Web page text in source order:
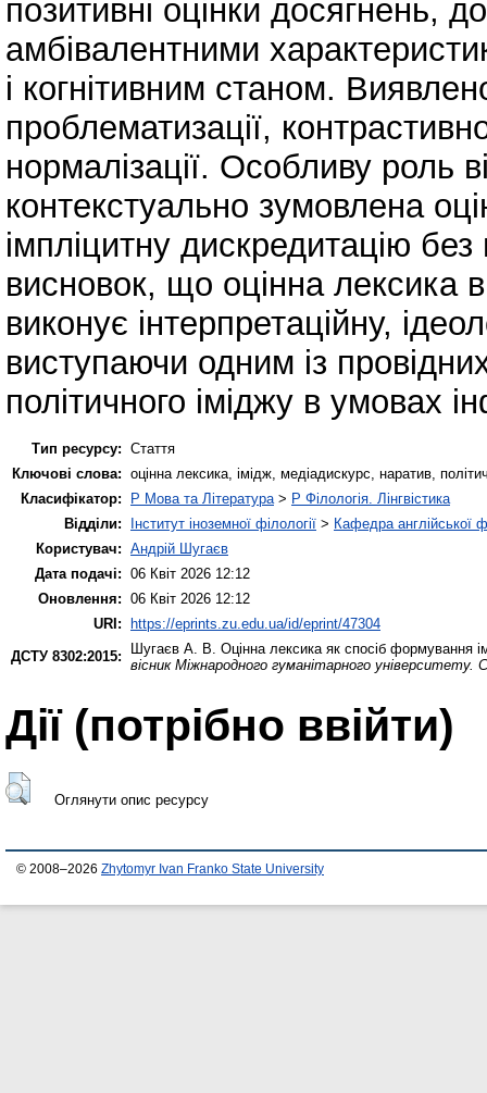
позитивні оцінки досягнень,
амбівалентними
і когнітивним станом.
проблематизації,
нормалізації. Особливу роль
контекстуально зумовлена
імпліцитну дискредитацію
висновок, що оцінна
виконує інтерпретаційну,
виступаючи одним із
політичного іміджу в умовах
Тип ресурсу: Стаття
Ключові слова: оцінна лексика, імідж, медіадискурс, наратив,
Класифікатор:
P Мова та Література> P Філологія. Лінгвістика
Відділи:
Інститут іноземної філології > Кафедра англійської
Користувач: Андрій Шугаєв
Дата подачі: 06 Квіт 2026 12:12
Оновлення: 06 Квіт 2026 12:12
URI:
https://eprints.zu.edu.ua/id/eprint/47304
ДСТУ 8302:2015:
Шугаєв А. В. Оцінна лексика як спосіб
вісник Міжнародного гуманітарного університету.
Дії ​​(потрібно ввійти)
Оглянути опис ресурсу
© 2008–2026 Zhytomyr Ivan Franko State University